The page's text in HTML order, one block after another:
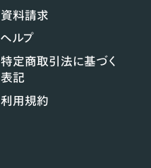
資料請求
ヘルプ
特定商取引法に基づく
表記
利用規約